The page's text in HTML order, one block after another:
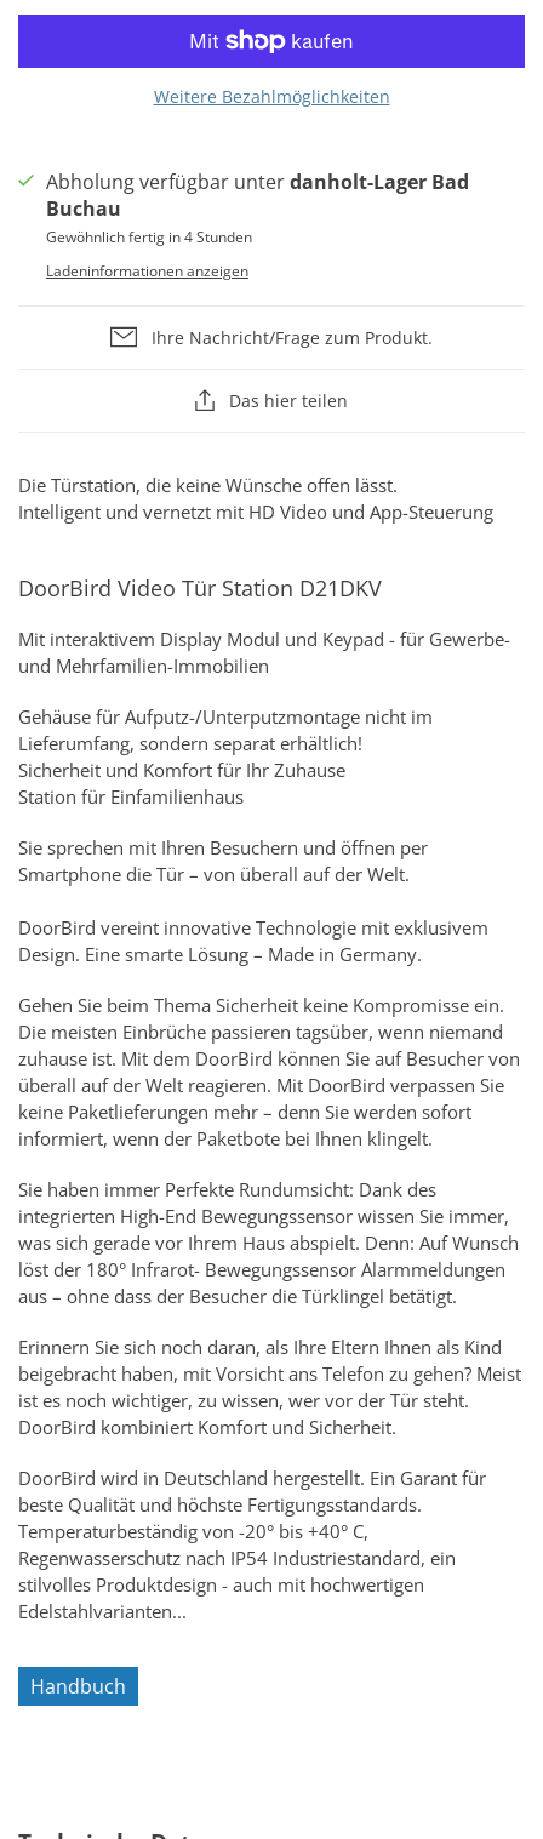
Weitere Bezahlmöglichkeiten
Abholung verfügbar unterdanholt-Lager Bad
Buchau
Gewöhnlich fertig in 4 Stunden
Ladeninformationen anzeigen
Ihre Nachricht/Frage zum Produkt.
Das hier teilen
Die Türstation, die keine Wünsche offen lässt.
Intelligent und vernetzt mit HD Video und App-Steuerung
DoorBird Video Tür Station D21DKV
Mit interaktivem Display Modul und Keypad - für Gewerbe-
und Mehrfamilien-Immobilien
Gehäuse für Aufputz-/Unterputzmontage nicht im
Lieferumfang, sondern separat erhältlich!
Sicherheit und Komfort für Ihr Zuhause
Station für Einfamilienhaus
Sie sprechen mit Ihren Besuchern und öffnen per
Smartphone die Tür – von überall auf der Welt.
DoorBird vereint innovative Technologie mit exklusivem
Design. Eine smarte Lösung – Made in Germany.
Gehen Sie beim Thema Sicherheit keine Kompromisse ein.
Die meisten Einbrüche passieren tagsüber, wenn niemand
zuhause ist. Mit dem DoorBird können Sie auf Besucher von
überall auf der Welt reagieren. Mit DoorBird verpassen Sie
keine Paketlieferungen mehr – denn Sie werden sofort
informiert, wenn der Paketbote bei Ihnen klingelt.
Sie haben immer Perfekte Rundumsicht: Dank des
integrierten High-End Bewegungssensor wissen Sie immer,
was sich gerade vor Ihrem Haus abspielt. Denn: Auf Wunsch
löst der 180° Infrarot- Bewegungssensor Alarmmeldungen
aus – ohne dass der Besucher die Türklingel betätigt.
Erinnern Sie sich noch daran, als Ihre Eltern Ihnen als Kind
beigebracht haben, mit Vorsicht ans Telefon zu gehen? Meist
ist es noch wichtiger, zu wissen, wer vor der Tür steht.
DoorBird kombiniert Komfort und Sicherheit.
DoorBird wird in Deutschland hergestellt. Ein Garant für
beste Qualität und höchste Fertigungsstandards.
Temperaturbeständig von -20° bis +40° C,
Regenwasserschutz nach IP54 Industriestandard, ein
stilvolles Produktdesign - auch mit hochwertigen
Edelstahlvarianten...
Handbuch